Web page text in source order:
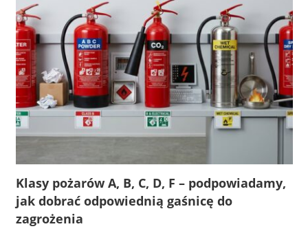
Klasy pożarów A, B, C, D, F – podpowiadamy,
jak dobrać odpowiednią gaśnicę do
zagrożenia